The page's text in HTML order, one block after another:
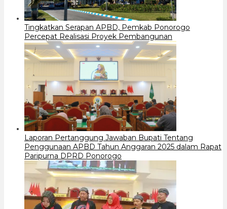
Tingkatkan Serapan APBD, Pemkab Ponorogo
Percepat Realisasi Proyek Pembangunan
Laporan Pertanggung Jawaban Bupati Tentang
Penggunaan APBD Tahun Anggaran 2025 dalam Rapat
Paripurna DPRD Ponorogo